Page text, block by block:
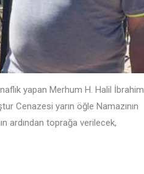
yapan Merhum H. Halil İbrahim
Cenazesi yarın öğle Namazının
ardından toprağa verilecek,